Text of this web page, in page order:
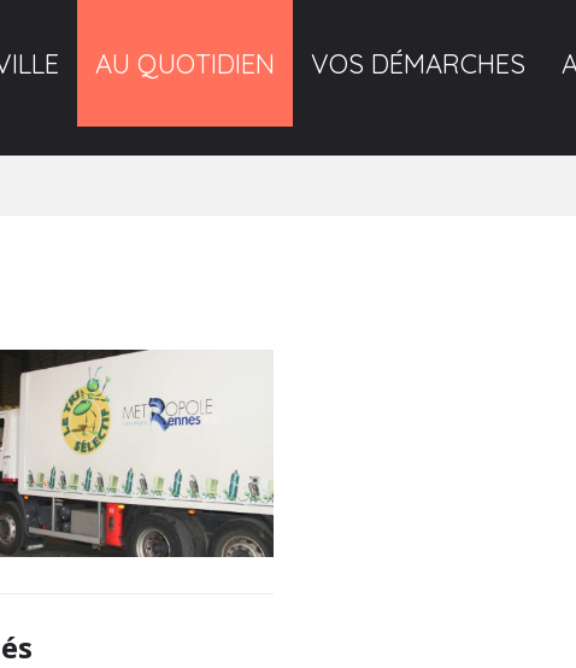
AU QUOTIDIEN VOS DÉMARCHES